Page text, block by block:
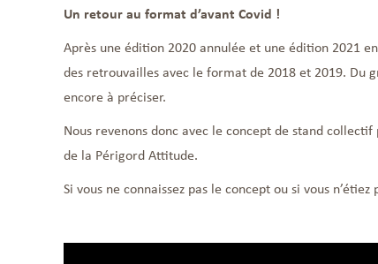
Un retour au format d’avant Covid !
Après une édition 2020 annulée et une édition 2021
des retrouvailles avec le format de 2018 et 2019. Du
encore à préciser.
Nous revenons donc avec le concept de stand
de la Périgord Attitude.
Si vous ne connaissez pas le concept ou si vous